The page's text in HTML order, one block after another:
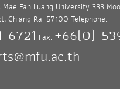
Fah Luang University 333
Chiang Rai 57100 Telephone.
6721 Fax. +66(0)-